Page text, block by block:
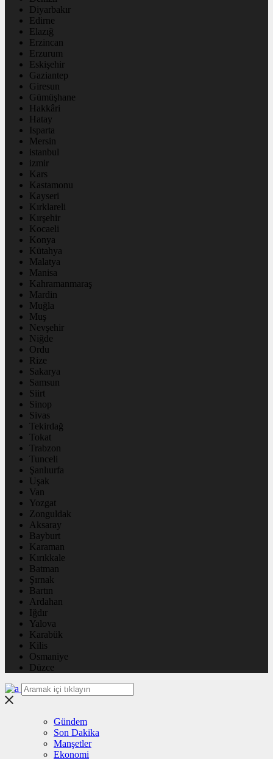
Diyarbakır
Edirne
Elazığ
Erzincan
Erzurum
Eskişehir
Gaziantep
Giresun
Gümüşhane
Hakkâri
Hatay
Isparta
Mersin
istanbul
izmir
Kars
Kastamonu
Kayseri
Kırklareli
Kırşehir
Kocaeli
Konya
Kütahya
Malatya
Manisa
Kahramanmaraş
Mardin
Muğla
Muş
Nevşehir
Niğde
Ordu
Rize
Sakarya
Samsun
Siirt
Sinop
Sivas
Tekirdağ
Tokat
Trabzon
Tunceli
Şanlıurfa
Uşak
Van
Yozgat
Zonguldak
Aksaray
Bayburt
Karaman
Kırıkkale
Batman
Şırnak
Bartın
Ardahan
Iğdır
Yalova
Karabük
Kilis
Osmaniye
Düzce
Gündem
Son Dakika
Manşetler
Ekonomi